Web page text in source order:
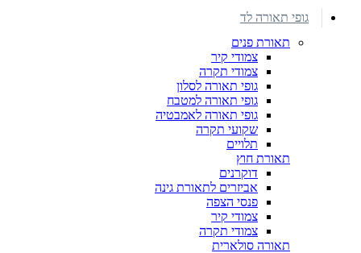
גופי תאורה לד
תאורת פנים
צמודי קיר
צמודי תקרה
גופי תאורה לסלון
גופי תאורה למטבח
גופי תאורה לאמבטיה
שקועי תקרה
תלויים
תאורת חוץ
דוקרנים
אביזרים לתאורת גינה
פנסי הצפה
צמודי קיר
צמודי תקרה
תאורה סולארית